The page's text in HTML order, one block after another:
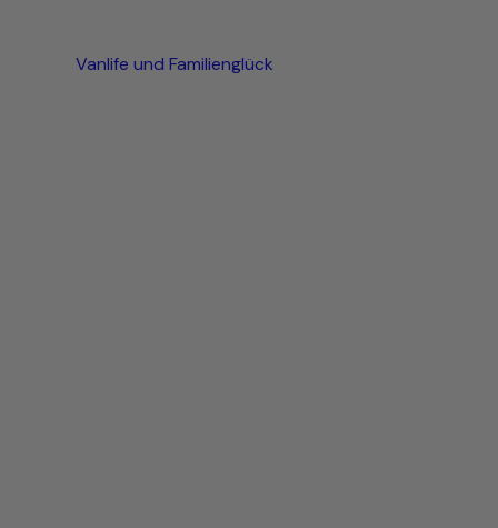
Vanlife und Familienglück